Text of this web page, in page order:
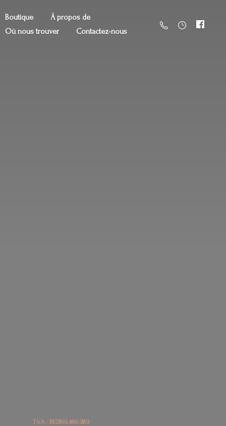
Boutique
À propos de
Où nous trouver
Contactez-nous
T.V.A : BE0861.486.989